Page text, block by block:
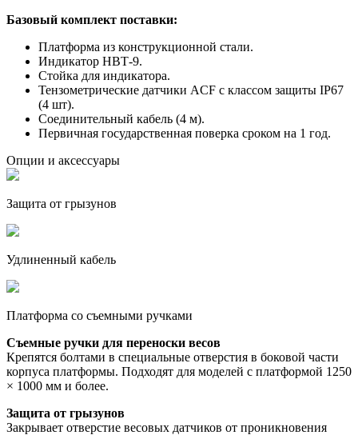
Базовый комплект поставки:
Платформа из конструкционной стали.
Индикатор НВТ-9.
Стойка для индикатора.
Тензометрические датчики ACF с классом защиты IP67
(4 шт).
Соединительный кабель (4 м).
Первичная государственная поверка сроком на 1 год.
Опции и аксессуары
Защита от грызунов
Удлиненный кабель
Платформа со съемными ручками
Съемные ручки для переноски весов
Крепятся болтами в специальные отверстия в боковой части
корпуса платформы. Подходят для моделей с платформой 1250
× 1000 мм и более.
Защита от грызунов
Закрывает отверстие весовых датчиков от проникновения